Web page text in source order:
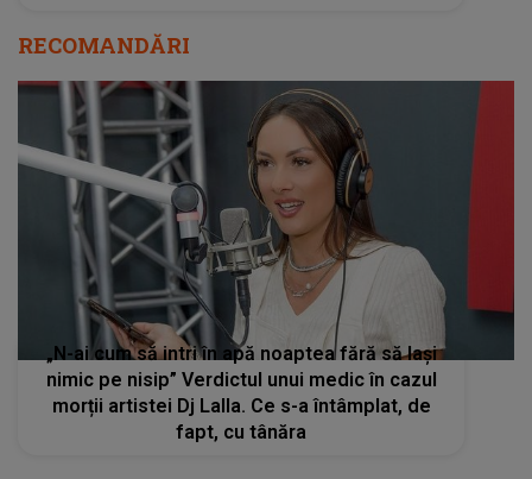
RECOMANDĂRI
„N-ai cum să intri în apă noaptea fără să lași
nimic pe nisip” Verdictul unui medic în cazul
morții artistei Dj Lalla. Ce s-a întâmplat, de
fapt, cu tânăra